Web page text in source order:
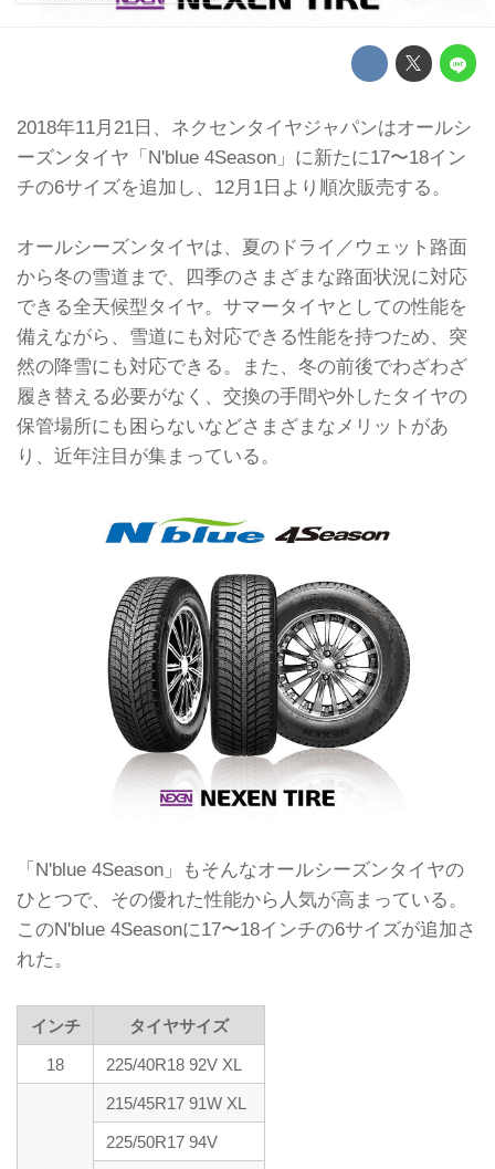
2018年11月21日、ネクセンタイヤジャパンはオールシ
ーズンタイヤ「N'blue 4Season」に新たに17〜18イン
チの6サイズを追加し、12月1日より順次販売する。
オールシーズンタイヤは、夏のドライ／ウェット路面
から冬の雪道まで、四季のさまざまな路面状況に対応
できる全天候型タイヤ。サマータイヤとしての性能を
備えながら、雪道にも対応できる性能を持つため、突
然の降雪にも対応できる。また、冬の前後でわざわざ
履き替える必要がなく、交換の手間や外したタイヤの
保管場所にも困らないなどさまざまなメリットがあ
り、近年注目が集まっている。
「N'blue 4Season」もそんなオールシーズンタイヤの
ひとつで、その優れた性能から人気が高まっている。
このN'blue 4Seasonに17〜18インチの6サイズが追加さ
れた。
インチ タイヤサイズ
18 225/40R18 92V XL
215/45R17 91W XL
225/50R17 94V